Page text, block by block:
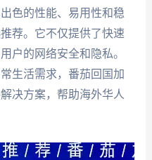
色的性能、易用性和稳
荐。它不仅提供了快速
户的网络安全和隐私。
生活需求，番茄回国加
决方案，帮助海外华人